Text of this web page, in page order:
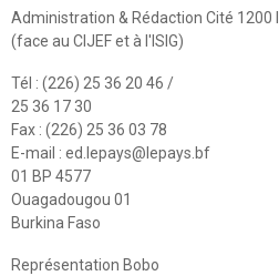
Administration & Rédaction Cité 1200
(face au CIJEF et à l'ISIG)
Tél : (226) 25 36 20 46 /
25 36 17 30
Fax : (226) 25 36 03 78
E-mail : ed.lepays@lepays.bf
01 BP 4577
Ouagadougou 01
Burkina Faso
Représentation Bobo